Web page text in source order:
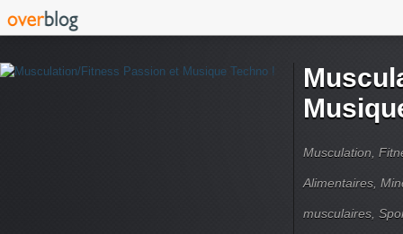
Musculation,
Alimentaires,
musculaires,